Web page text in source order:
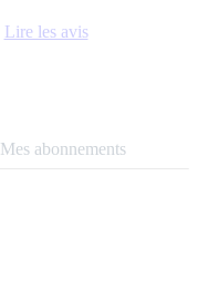
Lire les avis
Mes abonnements